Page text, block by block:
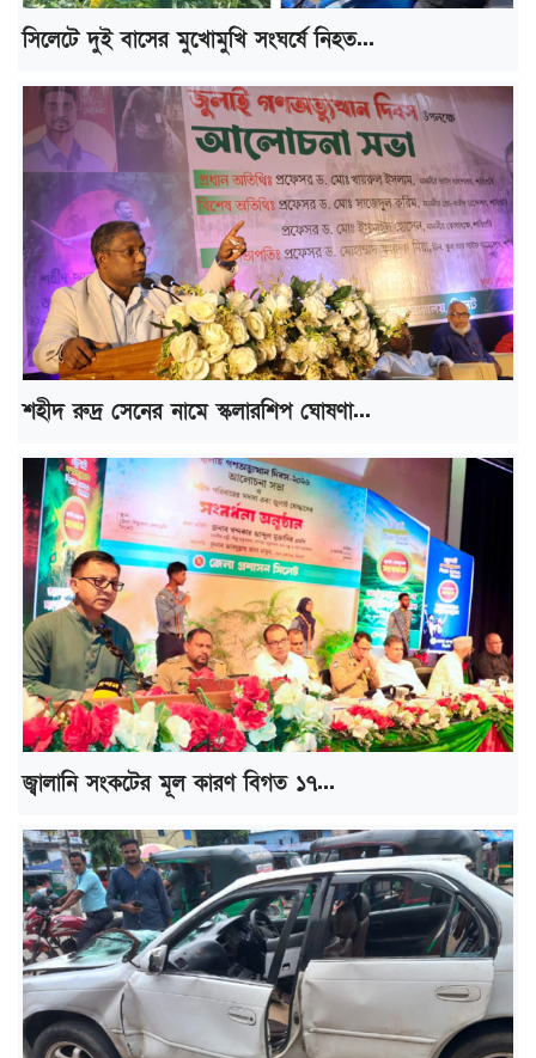
সিলেটে দুই বাসের মুখোমুখি সংঘর্ষে নিহত...
শহীদ রুদ্র সেনের নামে স্কলারশিপ ঘোষণা...
জ্বালানি সংকটের মূল কারণ বিগত ১৭...